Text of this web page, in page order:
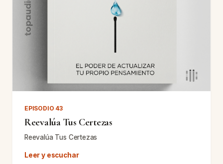
EPISODIO 43
Reevalúa Tus Certezas
Reevalúa Tus Certezas
Leer y escuchar